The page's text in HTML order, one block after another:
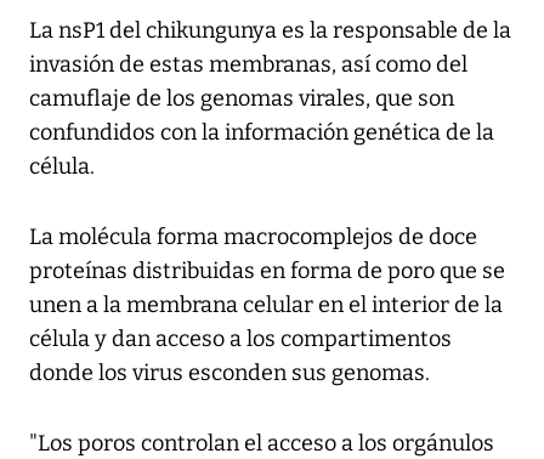
La nsP1 del chikungunya es la responsable de la
invasión de estas membranas, así como del
camuflaje de los genomas virales, que son
confundidos con la información genética de la
célula.
La molécula forma macrocomplejos de doce
proteínas distribuidas en forma de poro que se
unen a la membrana celular en el interior de la
célula y dan acceso a los compartimentos
donde los virus esconden sus genomas.
"Los poros controlan el acceso a los orgánulos